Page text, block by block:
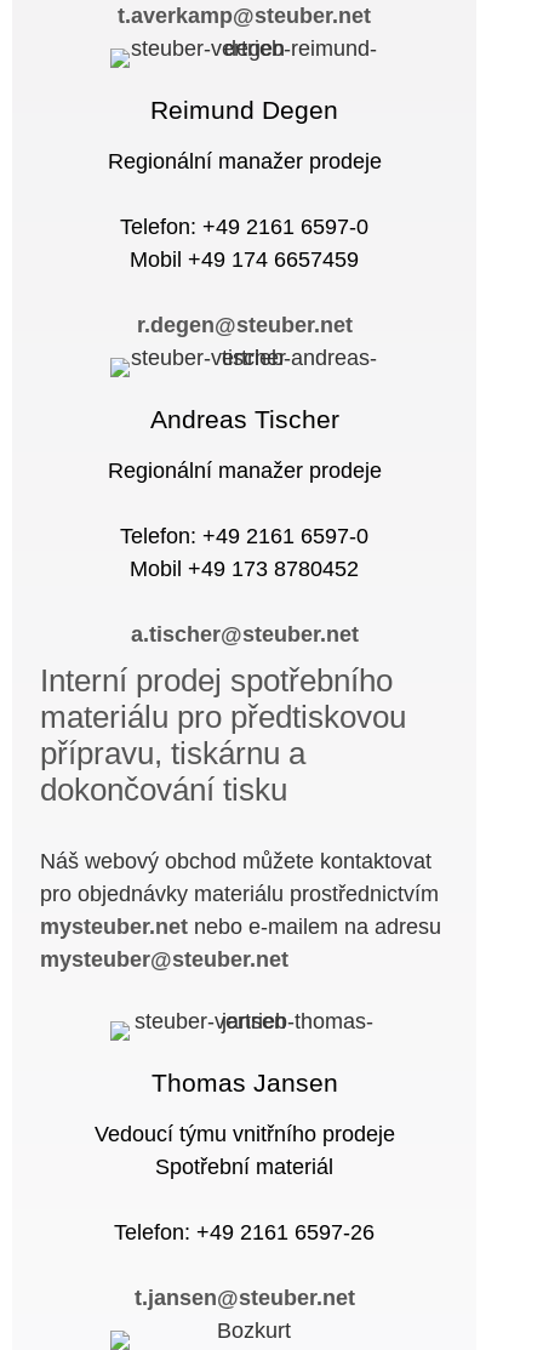
t.averkamp@steuber.net
Reimund Degen
Regionální manažer prodeje
Telefon: +49 2161 6597-0
Mobil +49 174 6657459
r.degen@steuber.net
Andreas Tischer
Regionální manažer prodeje
Telefon: +49 2161 6597-0
Mobil +49 173 8780452
a.tischer@steuber.net
Interní prodej spotřebního
materiálu pro předtiskovou
přípravu, tiskárnu a
dokončování tisku
Náš webový obchod můžete kontaktovat
pro objednávky materiálu prostřednictvím
mysteuber.netnebo e-mailem na adresu
mysteuber@steuber.net
Thomas Jansen
Vedoucí týmu vnitřního prodeje
Spotřební materiál
Telefon: +49 2161 6597-26
t.jansen@steuber.net